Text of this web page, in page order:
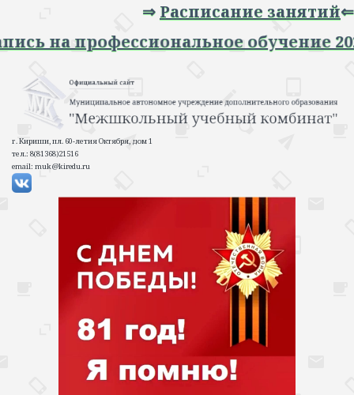
Расписание занятий⇐
на профессиональное обучение
г. Кириши, пл. 60-летия Октября, дом 1
тел.: 8(81368)21516
email: muk@kiredu.ru